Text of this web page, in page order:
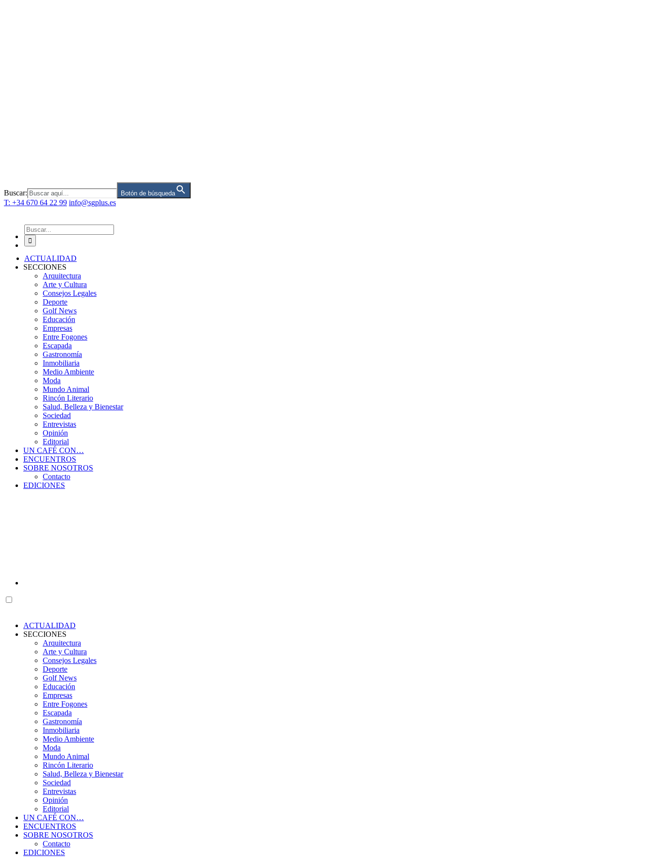
Buscar: Botón de búsqueda
T: +34 670 64 22 99 info@sgplus.es
Buscar:
ACTUALIDAD
SECCIONES
Arquitectura
Arte y Cultura
Consejos Legales
Deporte
Golf News
Educación
Empresas
Entre Fogones
Escapada
Gastronomía
Inmobiliaria
Medio Ambiente
Moda
Mundo Animal
Rincón Literario
Salud, Belleza y Bienestar
Sociedad
Entrevistas
Opinión
Editorial
UN CAFÉ CON…
ENCUENTROS
SOBRE NOSOTROS
Contacto
EDICIONES
ACTUALIDAD
SECCIONES
Arquitectura
Arte y Cultura
Consejos Legales
Deporte
Golf News
Educación
Empresas
Entre Fogones
Escapada
Gastronomía
Inmobiliaria
Medio Ambiente
Moda
Mundo Animal
Rincón Literario
Salud, Belleza y Bienestar
Sociedad
Entrevistas
Opinión
Editorial
UN CAFÉ CON…
ENCUENTROS
SOBRE NOSOTROS
Contacto
EDICIONES